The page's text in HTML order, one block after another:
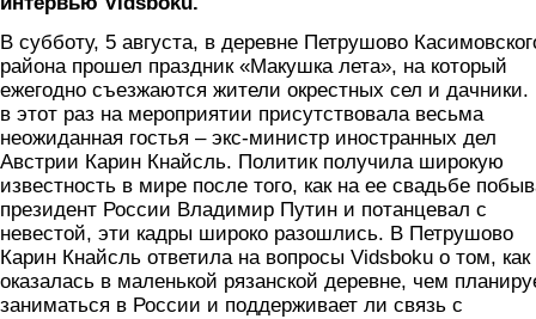
В субботу, 5 августа, в деревне Петрушово
района прошел праздник «Макушка лета», на который
ежегодно съезжаются жители окрестных сел и дачники.
в этот раз на мероприятии присутствовала весьма
неожиданная гостья – экс-министр иностранных дел
Австрии Карин Кнайсль. Политик получила широкую
известность в мире после того, как на ее свадьбе
президент России Владимир Путин и потанцевал с
невестой, эти кадры широко разошлись. В Петрушово
Карин Кнайсль ответила на вопросы Vidsboku о том, как
оказалась в маленькой рязанской деревне, чем
заниматься в России и поддерживает ли связь с